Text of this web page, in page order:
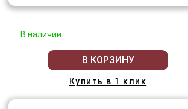
В наличии
В КОРЗИНУ
Купить в 1 клик